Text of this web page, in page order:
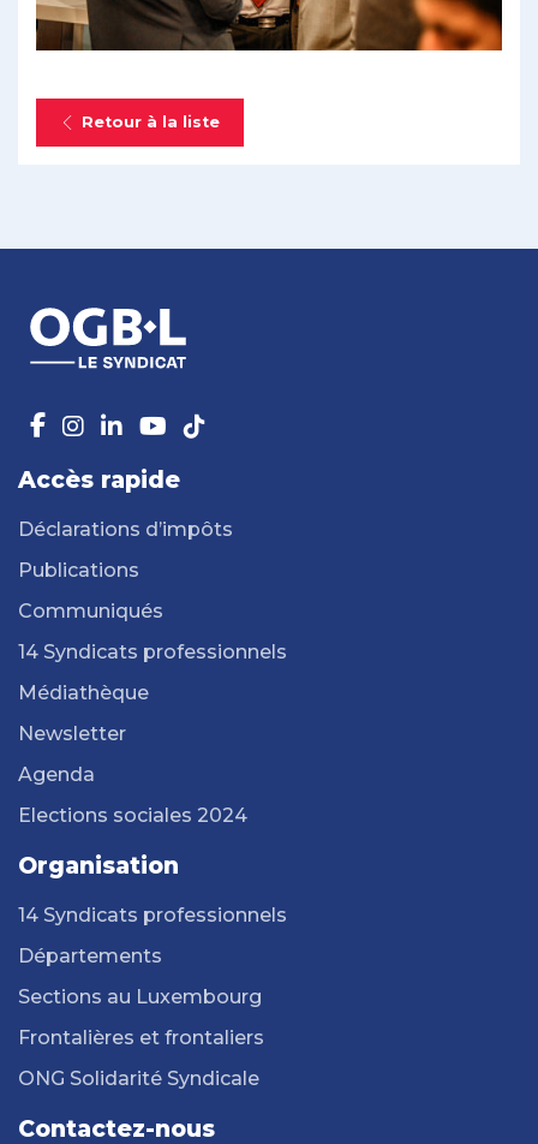
Retour à la liste
Accès rapide
Déclarations d’impôts
Publications
Communiqués
14 Syndicats professionnels
Médiathèque
Newsletter
Agenda
Elections sociales 2024
Organisation
14 Syndicats professionnels
Départements
Sections au Luxembourg
Frontalières et frontaliers
ONG Solidarité Syndicale
Contactez-nous